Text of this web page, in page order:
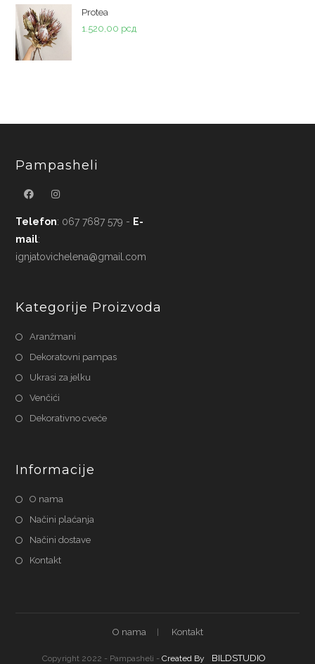
Protea
1.520,00 рсд
Pampasheli
Telefon: 067 7687 579 - E-
mail:
ignjatovichelena@gmail.com
Kategorije Proizvoda
Aranžmani
Dekoratovni pampas
Ukrasi za jelku
Venčići
Dekorativno cveće
Informacije
O nama
Načini plaćanja
Načini dostave
Kontakt
O nama Kontakt
Copyright 2022 - Pampasheli - Created By BILDSTUDIO